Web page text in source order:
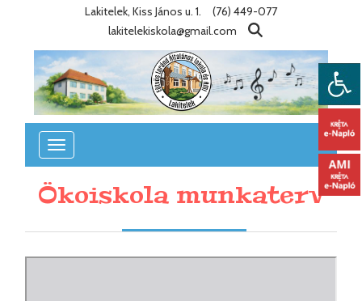
Lakitelek, Kiss János u. 1.
(76) 449-077
lakitelekiskola@gmail.com
Toggle
navigation
Ökoiskola munkaterv